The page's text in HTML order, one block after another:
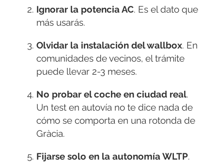
Ignorar la potencia AC. Es el dato que
más usarás.
Olvidar la instalación del wallbox. En
comunidades de vecinos, el trámite
puede llevar 2-3 meses.
No probar el coche en ciudad real.
Un test en autovía no te dice nada de
cómo se comporta en una rotonda de
Gràcia.
Fijarse solo en la autonomía WLTP.